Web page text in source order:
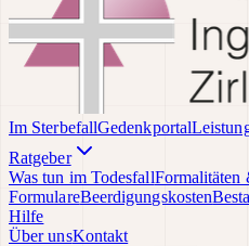
Im SterbefallGedenkportal
Ratgeber
Was tun im TodesfallFormalitäten
FormulareBeerdigungskosten
Hilfe
Über unsKontakt